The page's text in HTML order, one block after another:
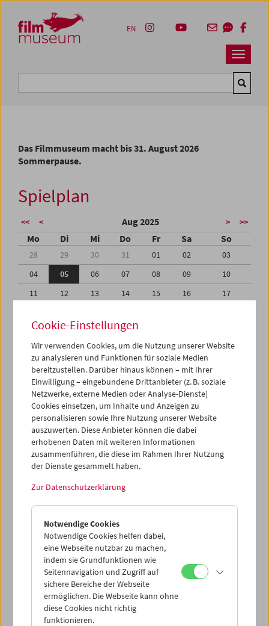
Zum Inhalt
Zum Hauptmenü
Zur Servicenavigation
Zum Suche
Navbar
EN
Das Filmmuseum macht bis 31. August 2026
Sommerpause.
Spielplan
<< < Aug 2025 > >>
Mo Di Mi Do Fr Sa So
28 29 30 31 01 02
03
04
05 06 07 08 09
10
11
12 13 14 15 16
17
25
26 27 28
01
02 03 04 05 06 07
iCalender
Programmheft-PDF
English language or subtitles
< Vorherige Woche
Mo 4.8.
Di 5.8.
Mi 6.8.
Do 7.8.
Cookie-Einstellungen
Wir verwenden Cookies, um die Nutzung unserer Website
zu analysieren und Funktionen für soziale Medien
bereitzustellen. Darüber hinaus können – mit Ihrer
Einwilligung – eingebundene Drittanbieter (z. B. soziale
Netzwerke, externe Medien oder Analyse-Dienste)
Cookies einsetzen, um Inhalte und Anzeigen zu
personalisieren sowie Ihre Nutzung unserer Website
auszuwerten. Diese Anbieter können die dabei
erhobenen Daten mit weiteren Informationen
zusammenführen, die diese im Rahmen Ihrer Nutzung
der Dienste gesammelt haben.
Zur Datenschutzerklärung
Notwendige Cookies
Notwendige Cookies helfen dabei,
eine Webseite nutzbar zu machen,
indem sie Grundfunktionen wie
Seitennavigation und Zugriff auf
sichere Bereiche der Webseite
ermöglichen. Die Webseite kann ohne
diese Cookies nicht richtig
funktionieren.